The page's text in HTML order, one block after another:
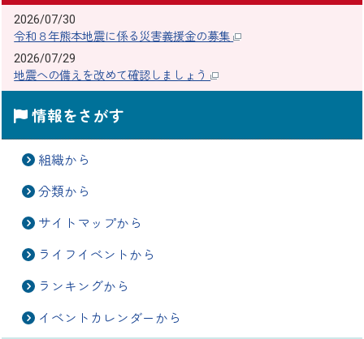
2026/07/30
令和８年熊本地震に係る災害義援金の募集
2026/07/29
地震への備えを改めて確認しましょう
情報をさがす
組織から
分類から
サイトマップから
ライフイベントから
ランキングから
イベントカレンダーから